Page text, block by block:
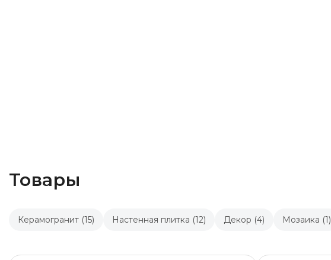
Товары
Керамогранит (15) Настенная плитка (12) Декор (4) Мозаика (1)